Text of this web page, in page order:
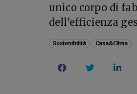
unico corpo di
dell’efficienza
Sostenibilità Casa&Clima